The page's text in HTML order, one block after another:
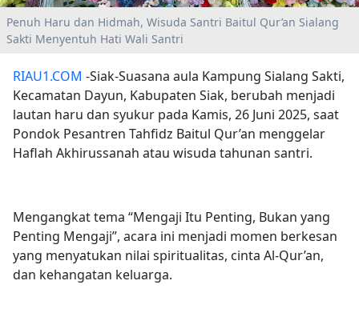
Penuh Haru dan Hidmah, Wisuda Santri Baitul Qur’an Sialang
Sakti Menyentuh Hati Wali Santri
RIAU1.COM -Siak-Suasana aula Kampung Sialang Sakti,
Kecamatan Dayun, Kabupaten Siak, berubah menjadi
lautan haru dan syukur pada Kamis, 26 Juni 2025, saat
Pondok Pesantren Tahfidz Baitul Qur’an menggelar
Haflah Akhirussanah atau wisuda tahunan santri.
Mengangkat tema “Mengaji Itu Penting, Bukan yang
Penting Mengaji”, acara ini menjadi momen berkesan
yang menyatukan nilai spiritualitas, cinta Al-Qur’an,
dan kehangatan keluarga.